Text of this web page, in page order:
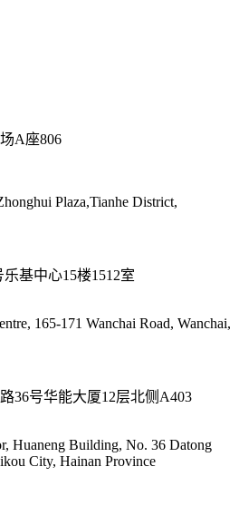
A座806
Plaza,Tianhe District,
基中心15楼1512室
165-171 Wanchai Road, Wanchai,
36号华能大厦12层北侧A403
Huaneng Building, No. 36 Datong
City, Hainan Province